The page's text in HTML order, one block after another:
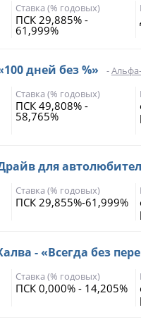
Ставка (% годовых)
ПСК 29,885% -
61,999%
дней без %» -
Ставка (% годовых)
ПСК 49,808% -
58,765%
для
Ставка (% годовых)
ПСК 29,855%-61,999%
- «Всегда без
Ставка (% годовых)
ПСК 0,000% - 14,205%